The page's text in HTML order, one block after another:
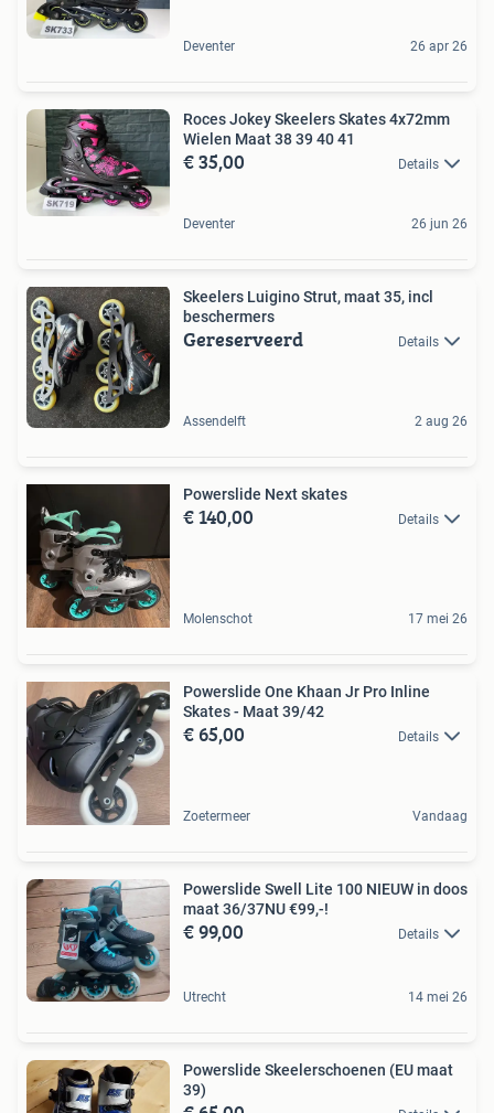
Deventer 26 apr 26
Roces Jokey Skeelers Skates 4x72mm
Wielen Maat 38 39 40 41
€ 35,00 Details
Deventer 26 jun 26
Skeelers Luigino Strut, maat 35, incl
beschermers
Gereserveerd Details
Assendelft 2 aug 26
Powerslide Next skates
€ 140,00 Details
Molenschot 17 mei 26
Powerslide One Khaan Jr Pro Inline
Skates - Maat 39/42
€ 65,00 Details
Zoetermeer Vandaag
Powerslide Swell Lite 100 NIEUW in doos
maat 36/37NU €99,-!
€ 99,00 Details
Utrecht 14 mei 26
Powerslide Skeelerschoenen (EU maat
39)